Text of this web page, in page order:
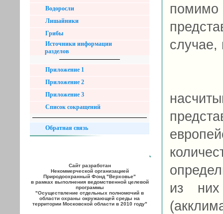
Водоросли
Лишайники
Грибы
Источники информации
разделов
Приложение 1
Приложение 2
Приложение 3
Список сокращений
Обратная связь
Сайт разработан
Некоммерческой организацией
Природоохранный Фонд "Верховье"
в рамках выполнения ведомственной целевой
программы
"Осуществление отдельных полномочий в
области охраны окружающей среды на
территории Московской области в 2010 году"
случае,
из них